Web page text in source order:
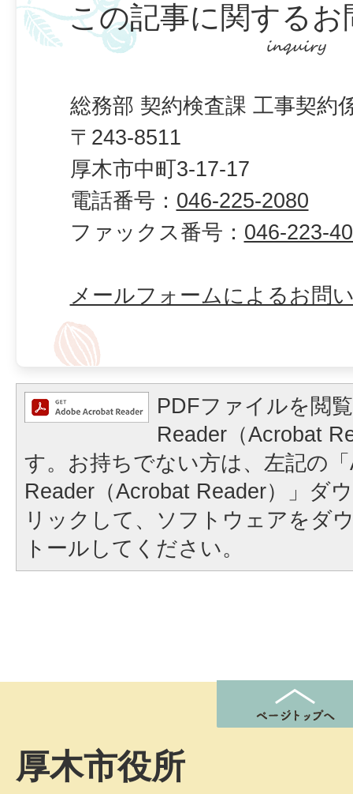
この記事に関するお
総務部 契約検査課 工事契約
〒243-8511
厚木市中町3-17-17
電話番号： 046-225-2080
ファックス番号： 046-223-
メールフォームによるお問
PDFファイルを閲
Reader（Acrobat
す。お持ちでない方は、左記の
Reader（Acrobat Reader）」ダ
リックして、ソフトウェアをダ
トールしてください。
厚木市役所